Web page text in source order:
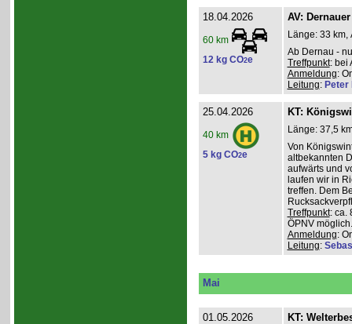
18.04.2026
60 km
12 kg CO2e
AV:
Länge: 33 km,
Ab Dernau -
Treffpunkt: bei
Anmeldung:
Leitung: Peter
25.04.2026
40 km
5 kg CO2e
KT:
Länge: 37,5
Von
altbekannten
aufwärts und
laufen wir in
treffen. Dem
Treffpunkt: ca.
ÖPNV
Anmeldung:
Leitung:
Mai
01.05.2026 KT: